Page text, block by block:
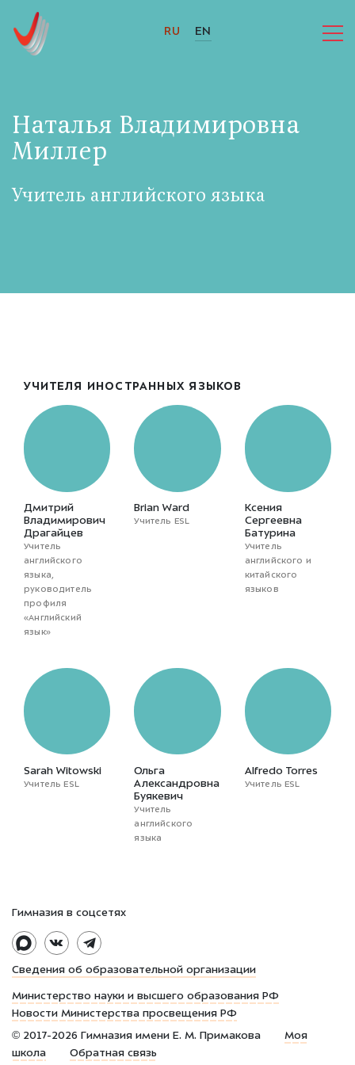
RU EN
Наталья Владимировна
Миллер
Учитель английского языка
УЧИТЕЛЯ ИНОСТРАННЫХ ЯЗЫКОВ
Дмитрий
Владимирович
Драгайцев
Учитель
английского
языка,
руководитель
профиля
«Английский
язык»
Brian Ward
Учитель ESL
Ксения
Сергеевна
Батурина
Учитель
английского и
китайского
языков
Sarah Witowski
Учитель ESL
Ольга
Александровна
Буякевич
Учитель
английского
языка
Alfredo Torres
Учитель ESL
Сведения об образовательной организации
Министерство науки и высшего образования РФ
Новости Министерства просвещения РФ
© 2017-2026 Гимназия имени Е. М. Примакова
Моя
школа
Обратная связь
Гимназия в соцсетях